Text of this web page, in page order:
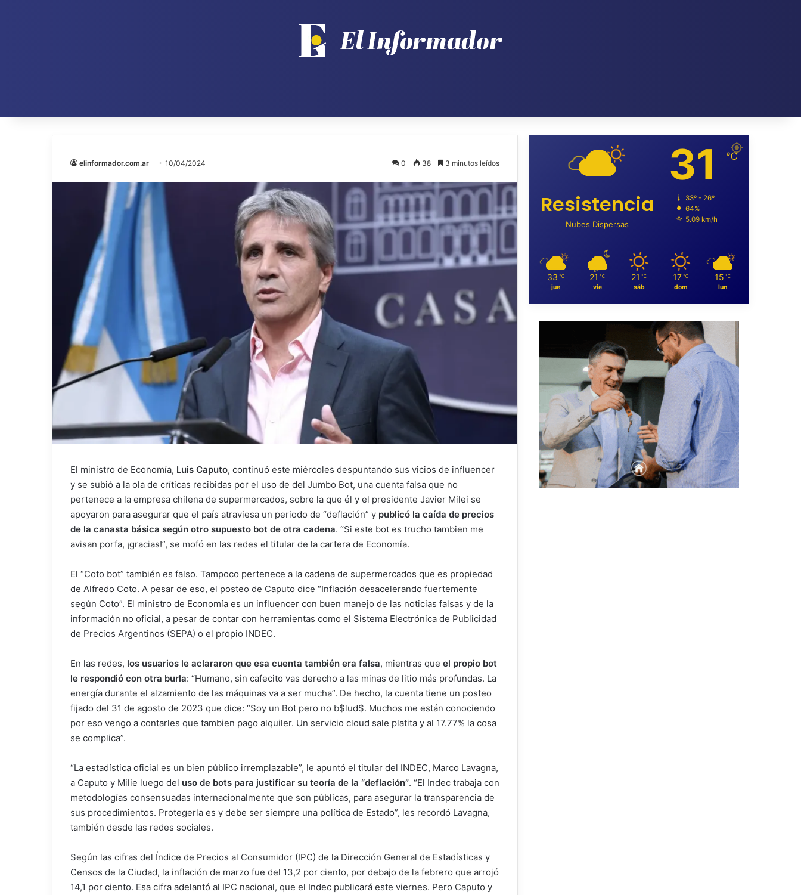
elinformador.com.ar 10/04/2024 0 38 3 minutos leídos
El ministro de Economía, Luis Caputo, continuó este miércoles despuntando sus vicios de influencer
y se subió a la ola de críticas recibidas por el uso de del Jumbo Bot, una cuenta falsa que no
pertenece a la empresa chilena de supermercados, sobre la que él y el presidente Javier Milei se
apoyaron para asegurar que el país atraviesa un periodo de “deflación” y publicó la caída de precios
de la canasta básica según otro supuesto bot de otra cadena. “Si este bot es trucho tambien me
avisan porfa, ¡gracias!”, se mofó en las redes el titular de la cartera de Economía.
El “Coto bot” también es falso. Tampoco pertenece a la cadena de supermercados que es propiedad
de Alfredo Coto. A pesar de eso, el posteo de Caputo dice “Inflación desacelerando fuertemente
según Coto”. El ministro de Economía es un influencer con buen manejo de las noticias falsas y de la
información no oficial, a pesar de contar con herramientas como el Sistema Electrónica de Publicidad
de Precios Argentinos (SEPA) o el propio INDEC.
En las redes, los usuarios le aclararon que esa cuenta también era falsa, mientras que el propio bot
le respondió con otra burla: “Humano, sin cafecito vas derecho a las minas de litio más profundas. La
energía durante el alzamiento de las máquinas va a ser mucha”. De hecho, la cuenta tiene un posteo
fijado del 31 de agosto de 2023 que dice: “Soy un Bot pero no b$lud$. Muchos me están conociendo
por eso vengo a contarles que tambien pago alquiler. Un servicio cloud sale platita y al 17.77% la cosa
se complica”.
“La estadística oficial es un bien público irremplazable”, le apuntó el titular del INDEC, Marco Lavagna,
a Caputo y Milie luego del uso de bots para justificar su teoría de la “deflación”. “El Indec trabaja con
metodologías consensuadas internacionalmente que son públicas, para asegurar la transparencia de
sus procedimientos. Protegerla es y debe ser siempre una política de Estado”, les recordó Lavagna,
también desde las redes sociales.
Según las cifras del Índice de Precios al Consumidor (IPC) de la Dirección General de Estadísticas y
Censos de la Ciudad, la inflación de marzo fue del 13,2 por ciento, por debajo de la febrero que arrojó
14,1 por ciento. Esa cifra adelantó al IPC nacional, que el Indec publicará este viernes. Pero Caputo y
Resistencia
Nubes Dispersas
31 ℃
33º - 26º
64%
5.09 km/h
33 ℃
jue
21 ℃
vie
21 ℃
sáb
17 ℃
dom
15 ℃
lun